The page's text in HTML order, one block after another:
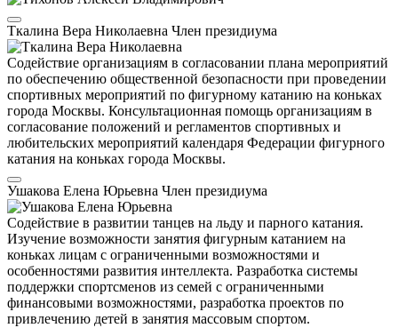
Ткалина Вера Николаевна Член президиума
Содействие организациям в согласовании плана мероприятий
по обеспечению общественной безопасности при проведении
спортивных мероприятий по фигурному катанию на коньках
города Москвы. Консультационная помощь организациям в
согласование положений и регламентов спортивных и
любительских мероприятий календаря Федерации фигурного
катания на коньках города Москвы.
Ушакова Елена Юрьевна Член президиума
Содействие в развитии танцев на льду и парного катания.
Изучение возможности занятия фигурным катанием на
коньках лицам с ограниченными возможностями и
особенностями развития интеллекта. Разработка системы
поддержки спортсменов из семей с ограниченными
финансовыми возможностями, разработка проектов по
привлечению детей в занятия массовым спортом.